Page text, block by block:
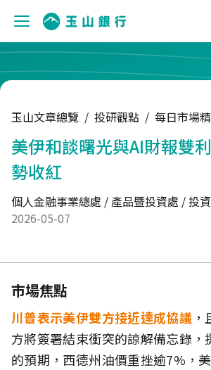
玉山文章總覽 / 投研觀點 / 每日市場
美伊和談曙光與AI財報雙
勢收紅
個人金融事業總處 / 產品暨投資處 / 投
2026-05-07
市場焦點
川普表示美伊雙方接近達成協議
方將簽署結束衝突的諒解備忘錄，
的預期，西德州油價重挫逾7%，